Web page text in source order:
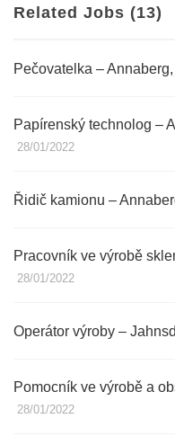
Related Jobs (13)
Pečovatelka –
Papírenský technolog –
28/01/2022
Řidič kamionu –
Pracovník ve výrobě
28/01/2022
Operátor výroby –
Pomocník ve výrobě a
28/01/2022